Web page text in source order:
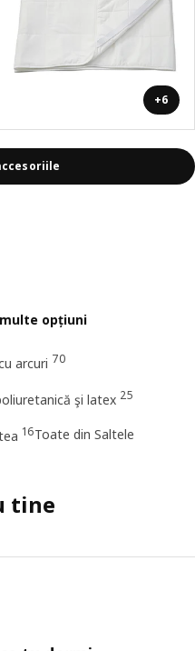
+6
opțiuni
arcuri 70
şi latex 25
16Toate din Saltele
tine